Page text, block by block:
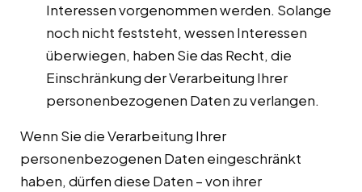
Interessen vorgenommen werden. Solange
noch nicht feststeht, wessen Interessen
überwiegen, haben Sie das Recht, die
Einschränkung der Verarbeitung Ihrer
personenbezogenen Daten zu verlangen.
Wenn Sie die Verarbeitung Ihrer
personenbezogenen Daten eingeschränkt
haben, dürfen diese Daten – von ihrer